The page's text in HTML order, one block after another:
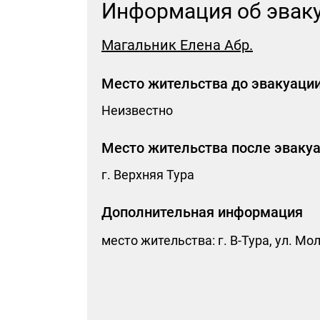
Информация об
Магальник Елена Абр.
Место жительства до
Неизвестно
Место жительства после
г. Верхняя Тура
Дополнительная информация
место жительства: г. В-Тура, ул.